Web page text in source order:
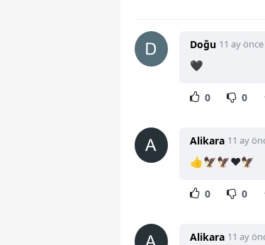
Doğu 11 ay önce
🖤
0 0
Alikara 11 ay
👍🦅🦅♥️🦅
0 0
Alikara 11 ay